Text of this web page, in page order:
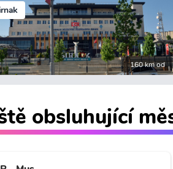
160 km od
obsluhující